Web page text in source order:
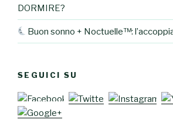
DORMIRE?
Buon sonno + Noctuelle™:
SEGUICI SU